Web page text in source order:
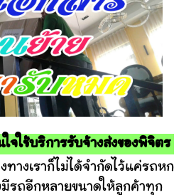
จใช้บริการรับจ้างส่งของพิจิตร
ราก็ไม่ได้จำกัดไว้แค่รถหก
มีรถอีกหลายขนาดให้ลูกค้าทุก